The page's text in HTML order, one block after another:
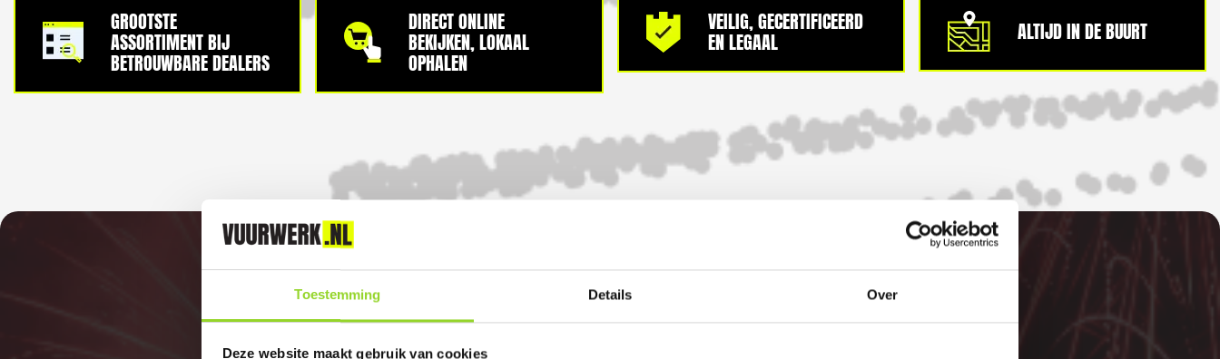
Toestemming Details Over
Deze website maakt gebruik van cookies
GROOTSTE
ASSORTIMENT BIJ
BETROUWBARE DEALERS
DIRECT ONLINE
BEKIJKEN, LOKAAL
OPHALEN
VEILIG, GECERTIFICEERD
EN LEGAAL ALTIJD IN DE BUURT
100%